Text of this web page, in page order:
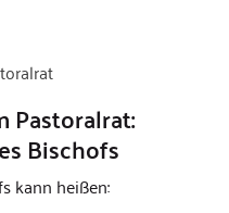
Pastoralrat:
Bischofs
kann heißen: